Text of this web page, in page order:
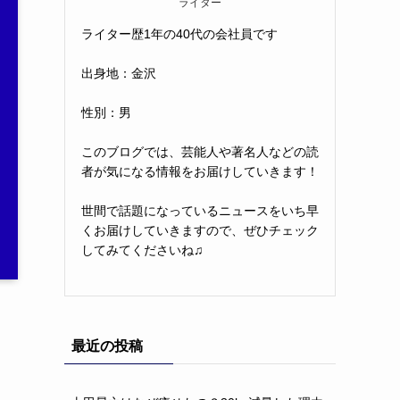
ライター歴1年の40代の会社員です
出身地：金沢
性別：男
このブログでは、芸能人や著名人などの読
者が気になる情報をお届けしていきます！
世間で話題になっているニュースをいち早
くお届けしていきますので、ぜひチェック
してみてくださいね♫
最近の投稿